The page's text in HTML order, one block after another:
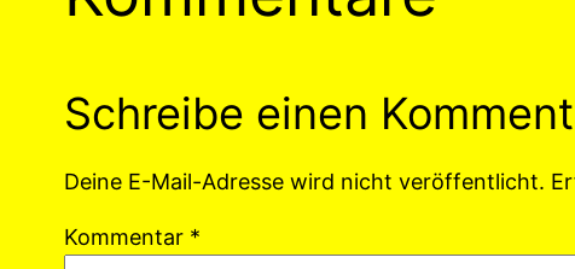
Schreibe einen
Deine E-Mail-Adresse wird nicht veröffentlicht.
Kommentar *